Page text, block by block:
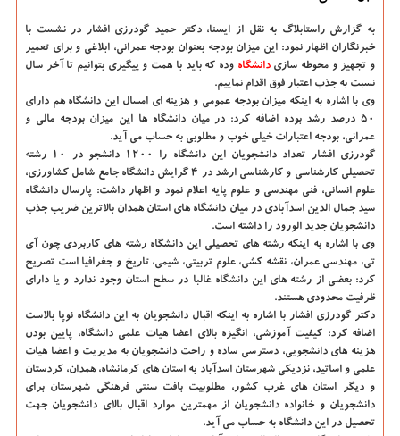
به گزارش راستابلاگ به نقل از ایسنا،دكتر حمید گودرزی افشار در نشست با
خبرنگاران اظهار نمود: این میزان بودجه بعنوان بودجه عمرانی، ابلاغی و برای تعمیر
و تجهیز و محوطه سازیدانشگاه‌ وده كه باید با همت و پیگیری بتوانیم تا آخر سال
نسبت به جذب اعتبار فوق اقدام نماییم.
وی با اشاره به اینكه میزان بودجه عمومی و هزینه ای امسال این دانشگاه هم دارای
۵۰ درصد رشد بوده اضافه كرد: در میان دانشگاه ها این میزان بودجه مالی و
عمرانی، بودجه اعتبارات خیلی خوب و مطلوبی به حساب می آید.
گودرزی افشار تعداد دانشجویان این دانشگاه را ۱۲۰۰ دانشجو در ۱۰ رشته
تحصیلی كارشناسی و كارشناسی ارشد در ۴ گرایش دانشگاه جامع شامل كشاورزی،
علوم انسانی، فنی مهندسی و علوم پایه اعلام نمود و اظهار داشت: پارسال دانشگاه
سید جمال الدین اسدآبادی در میان دانشگاه های استان همدان بالاترین ضریب جذب
دانشجویان جدید الورود را داشته است.
وی با اشاره به اینكه رشته های تحصیلی این دانشگاه رشته های كاربردی چون آی
تی، مهندسی عمران، نقشه كشی، علوم تربیتی، شیمی، تاریخ و جغرافیا است تصریح
كرد: بعضی از رشته های این دانشگاه غالبا در سطح استان وجود ندارد و یا دارای
ظرفیت محدودی هستند.
دكتر گودرزی افشار با اشاره به اینكه اقبال دانشجویان به این دانشگاه نوپا بالاست
اضافه كرد: كیفیت آموزشی، انگیزه بالای اعضا هیات علمی دانشگاه، پایین بودن
هزینه های دانشجویی، دسترسی ساده و راحت دانشجویان به مدیریت و اعضا هیات
علمی و اساتید، نزدیكی شهرستان اسدآباد به استان های كرمانشاه، همدان، كردستان
و دیگر استان های غرب كشور، مطلوبیت بافت سنتی فرهنگی شهرستان برای
دانشجویان و خانواده دانشجویان از مهمترین موارد اقبال بالای دانشجویان جهت
تحصیل در این دانشگاه به حساب می آید.